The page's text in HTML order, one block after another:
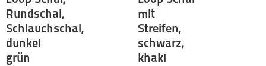
Rundschal,
Schlauchschal,
dunkel
grün
mit
Streifen,
schwarz,
khaki